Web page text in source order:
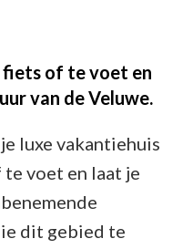
fiets of te voet en
van de Veluwe.
luxe vakantiehuis
voet en laat je
dit gebied te